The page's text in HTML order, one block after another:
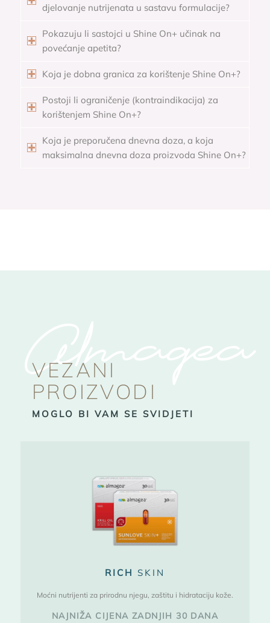
djelovanje nutrijenata u sastavu formulacije?
Pokazuju li sastojci u Shine On+ učinak na
povećanje apetita?
Koja je dobna granica za korištenje Shine On+?
Postoji li ograničenje (kontraindikacija) za
korištenjem Shine On+?
Koja je preporučena dnevna doza, a koja
maksimalna dnevna doza proizvoda Shine On+?
Almagea
VEZANI
PROIZVODI
MOGLO BI VAM SE SVIDJETI
RICH SKIN
Moćni nutrijenti za prirodnu njegu, zaštitu i hidrataciju kože.
NAJNIŽA CIJENA ZADNJIH 30 DANA